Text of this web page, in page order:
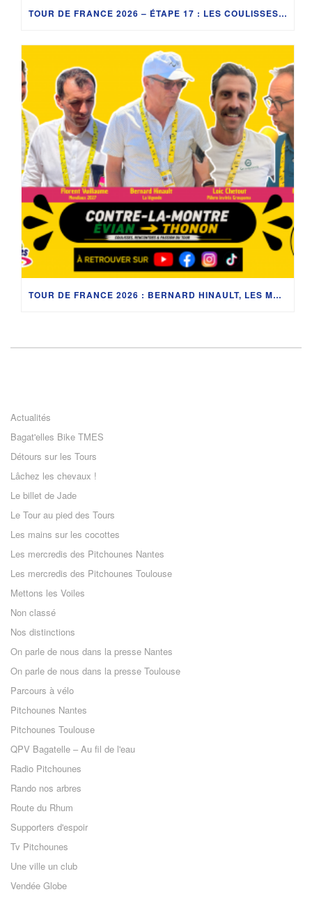
TOUR DE FRANCE 2026 – ÉTAPE 17 : LES COULISSES ENTRE CHAMBÉRY ET VOIRON AVEC UAE, VINCENT LAVENU, CYCLISM’ACTU ET LA CARAVANE DU TOUR
TOUR DE FRANCE 2026 : BERNARD HINAULT, LES MONDIAUX 2027 ET LES COULISSES DU CONTRE-LA-MONTRE ENTRE ÉVIAN-LES-BAINS ET THONON-LES-BAINS
Actualités
Bagat'elles Bike TMES
Détours sur les Tours
Lâchez les chevaux !
Le billet de Jade
Le Tour au pied des Tours
Les mains sur les cocottes
Les mercredis des Pitchounes Nantes
Les mercredis des Pitchounes Toulouse
Mettons les Voiles
Non classé
Nos distinctions
On parle de nous dans la presse Nantes
On parle de nous dans la presse Toulouse
Parcours à vélo
Pitchounes Nantes
Pitchounes Toulouse
QPV Bagatelle – Au fil de l'eau
Radio Pitchounes
Rando nos arbres
Route du Rhum
Supporters d'espoir
Tv Pitchounes
Une ville un club
Vendée Globe